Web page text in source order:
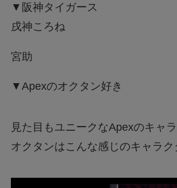
▼阪神タイガース
戌神ころね
宮助
▼Apexのオクタン好き
見た目もユニークなApexのキャ
オクタンはこんな感じのキャラク